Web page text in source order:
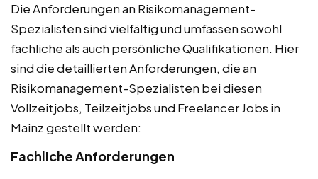
Die Anforderungen an Risikomanagement-
Spezialisten sind vielfältig und umfassen sowohl
fachliche als auch persönliche Qualifikationen. Hier
sind die detaillierten Anforderungen, die an
Risikomanagement-Spezialisten bei diesen
Vollzeitjobs, Teilzeitjobs und Freelancer Jobs in
Mainz gestellt werden:
Fachliche Anforderungen